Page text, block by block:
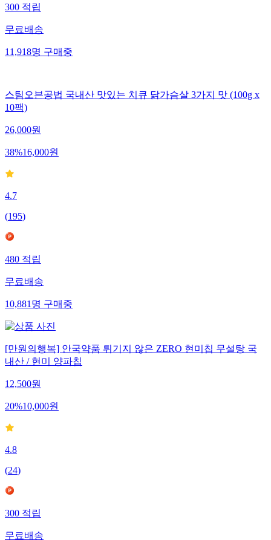
300적립
무료배송
11,918명구매중
스팀오븐공법 국내산 맛있는 치큐 닭가슴살 3가지 맛 (100g x
10팩)
26,000원
38%16,000원
4.7
(195)
480적립
무료배송
10,881명구매중
[만원의행복] 안국약품 튀기지 않은 ZERO 현미칩 무설탕 국
내산 / 현미 양파칩
12,500원
20%10,000원
4.8
(24)
300적립